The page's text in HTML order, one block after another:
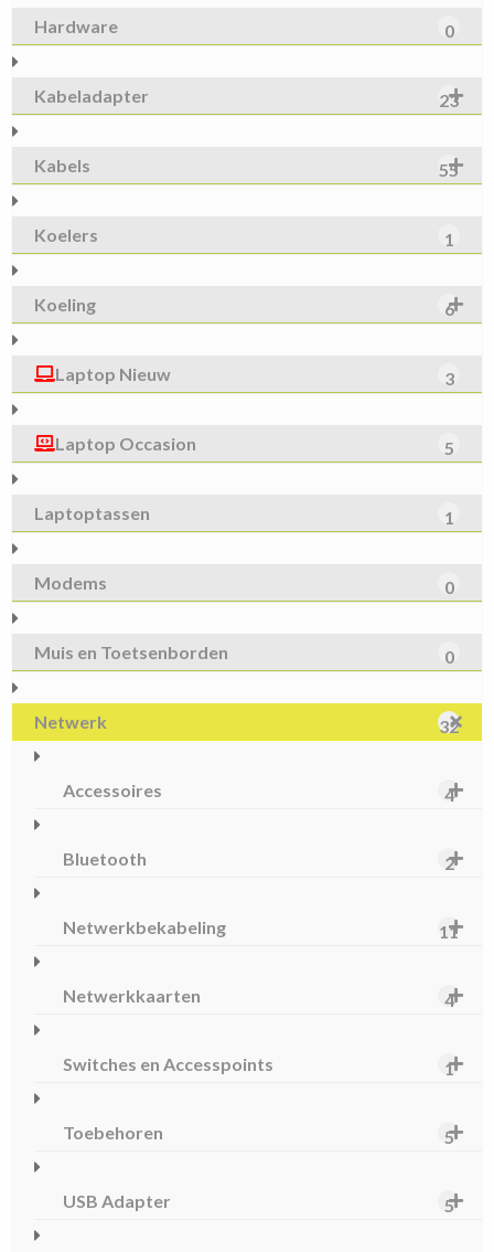
Hardware 0
Kabeladapter 23
Kabels 55
Koelers 1
Koeling 6
Laptop Nieuw 3
Laptop Occasion 5
Laptoptassen 1
Modems 0
Muis en Toetsenborden 0
Netwerk 32
Accessoires 4
Bluetooth 2
Netwerkbekabeling 11
Netwerkkaarten 4
Switches en Accesspoints 1
Toebehoren 5
USB Adapter 5